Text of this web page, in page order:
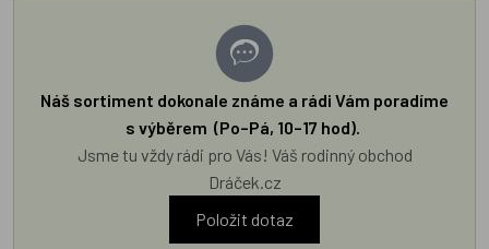
Náš sortiment dokonale známe a rádi Vám poradíme
s výběrem (Po–Pá, 10–17 hod).
Jsme tu vždy rádi pro Vás! Váš rodinný obchod
Dráček.cz
Položit dotaz